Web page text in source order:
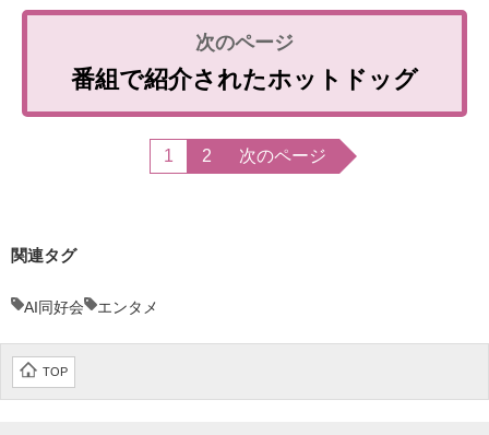
番組で紹介されたホットドッグ
1 2 次のページ
関連タグ
AI同好会 エンタメ
TOP